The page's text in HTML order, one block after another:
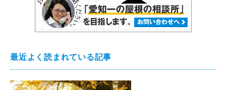
最近よく読まれている記事